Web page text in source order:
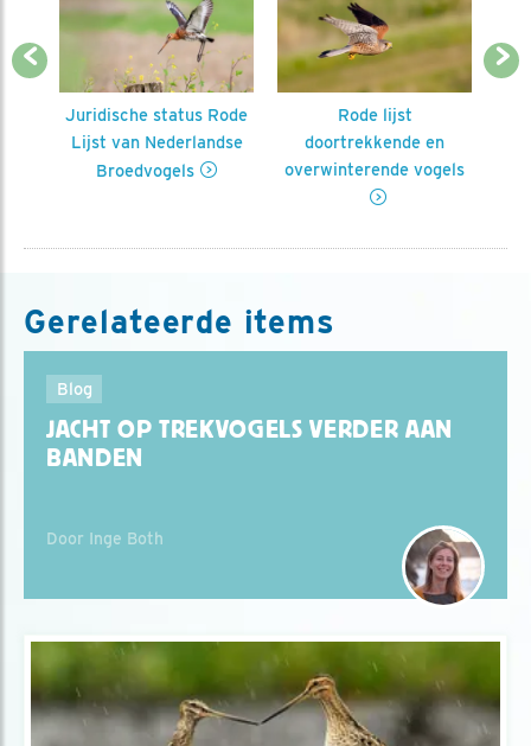
Previous
Juridische status Rode
Lijst van Nederlandse
Broedvogels
Rode lijst
doortrekkende en
overwinterende vogels
Gerelateerde items
Blog
JACHT OP TREKVOGELS VERDER AAN
BANDEN
Door Inge Both